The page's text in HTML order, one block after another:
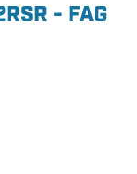
- FAG